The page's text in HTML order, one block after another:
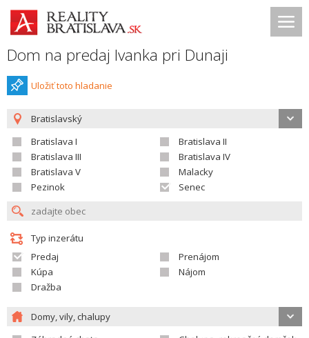
Dom na predaj Ivanka pri Dunaji
Uložiť toto hladanie
Bratislavský
Bratislava I
Bratislava II
Bratislava III
Bratislava IV
Bratislava V
Malacky
Pezinok
Senec
Typ inzerátu
Predaj
Prenájom
Kúpa
Nájom
Dražba
Domy, vily, chalupy